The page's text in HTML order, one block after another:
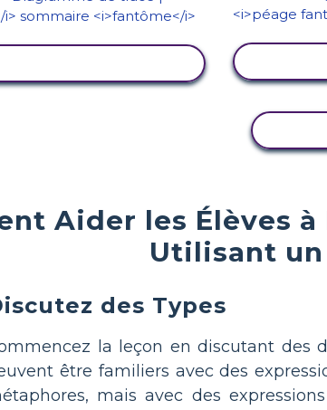
Aider les Élèves
Utilisant
des Types
la leçon en discutant des
être familiers avec des
mais avec des